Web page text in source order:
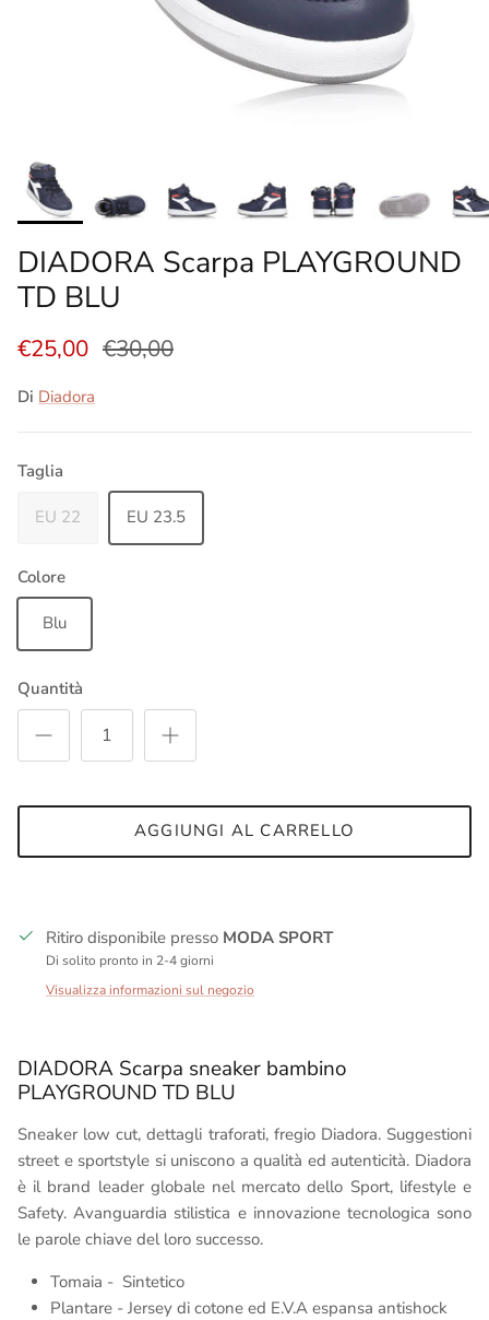
DIADORA Scarpa PLAYGROUND
TD BLU
€25,00 €30,00
Di Diadora
Taglia
EU 22 EU 23.5
Colore
Blu
Quantità
AGGIUNGI AL CARRELLO
Ritiro disponibile presso MODA SPORT
Di solito pronto in 2-4 giorni
Visualizza informazioni sul negozio
DIADORA Scarpa sneaker bambino
PLAYGROUND TD BLU
Sneaker low cut, dettagli traforati, fregio Diadora. Suggestioni
street e sportstyle si uniscono a qualità ed autenticità. Diadora
è il brand leader globale nel mercato dello Sport, lifestyle e
Safety. Avanguardia stilistica e innovazione tecnologica sono
le parole chiave del loro successo.
Tomaia - Sintetico
Plantare - Jersey di cotone ed E.V.A espansa antishock